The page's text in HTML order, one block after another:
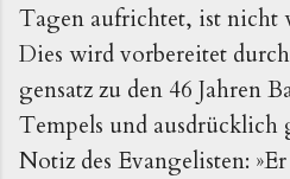
Tagen aufrichtet, ist nicht
Dies wird vorbereitet
gensatz zu den 46 Jahren
Tempels und ausdrücklich
Notiz des Evangeli­sten: